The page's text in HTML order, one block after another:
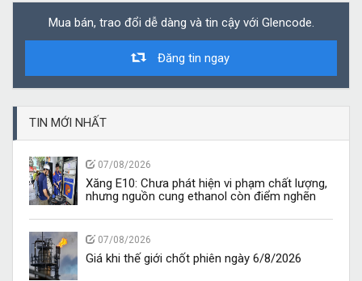
Mua bán, trao đổi dễ dàng và tin cậy với Glencode.
Đăng tin ngay
TIN MỚI NHẤT
07/08/2026
Xăng E10: Chưa phát hiện vi phạm chất lượng,
nhưng nguồn cung ethanol còn điểm nghẽn
07/08/2026
Giá khi thế giới chốt phiên ngày 6/8/2026